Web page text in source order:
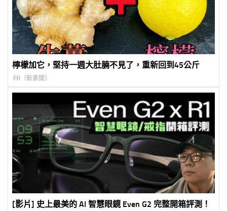
檸檬加它，堅持一週大肚腩不見了，重新回到45公斤
PR（新素簡）
[影片] 史上最美的 AI 智慧眼鏡 Even G2 完整開箱評測！